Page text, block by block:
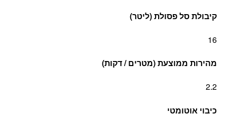
קיבולת סל פסולת (ליטר)
16
מהירות ממוצעת (מטרים / דקות)
2.2
כיבוי אוטומטי